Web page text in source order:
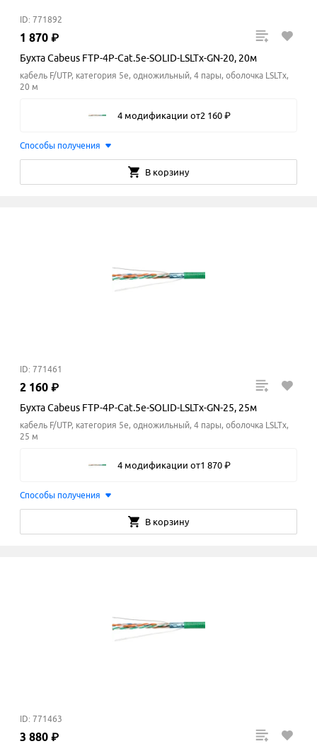
ID: 771892
1 870 ₽
Бухта Cabeus FTP-4P-Cat.5e-SOLID-LSLTx-GN-20, 20м
кабель F/UTP, категория 5e, одножильный, 4 пары, оболочка LSLTx,
20 м
4 модификации от2 160 ₽
Способы получения
В корзину
ID: 771461
2 160 ₽
Бухта Cabeus FTP-4P-Cat.5e-SOLID-LSLTx-GN-25, 25м
кабель F/UTP, категория 5e, одножильный, 4 пары, оболочка LSLTx,
25 м
4 модификации от1 870 ₽
Способы получения
В корзину
ID: 771463
3 880 ₽